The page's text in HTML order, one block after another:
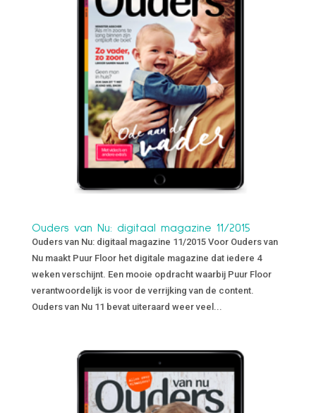
Ouders van Nu: digitaal magazine 11/2015
Ouders van Nu: digitaal magazine 11/2015 Voor Ouders van
Nu maakt Puur Floor het digitale magazine dat iedere 4
weken verschijnt. Een mooie opdracht waarbij Puur Floor
verantwoordelijk is voor de verrijking van de content.
Ouders van Nu 11 bevat uiteraard weer veel...